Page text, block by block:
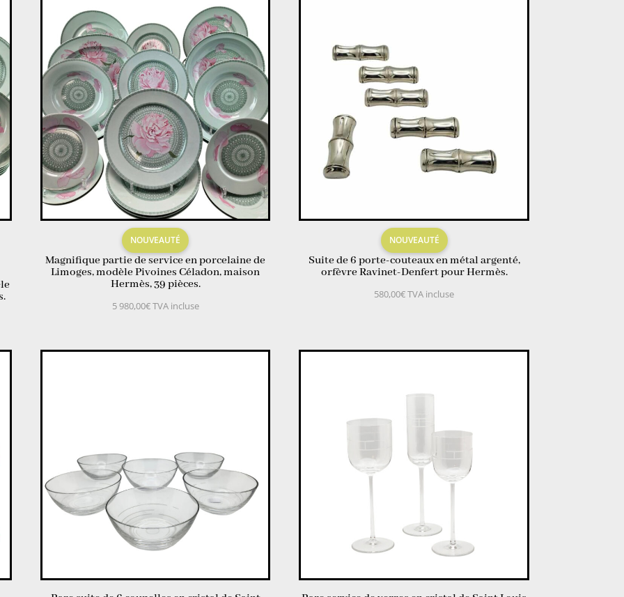
NOUVEAUTÉ
Magnifique partie de service en porcelaine de
Limoges, modèle Pivoines Céladon, maison
Hermès, 39 pièces.
5 980,00€TVA incluse
NOUVEAUTÉ
Suite de 6 porte-couteaux en métal argenté,
orfèvre Ravinet-Denfert pour Hermès.
580,00€TVA incluse